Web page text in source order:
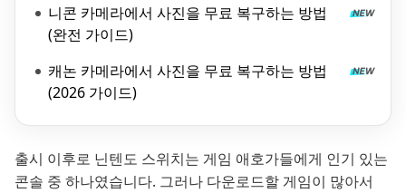
니콘 카메라에서 사진을 무료 복구하는 방법
(완전 가이드)
캐논 카메라에서 사진을 무료 복구하는 방법
(2026 가이드)
출시 이후로 닌텐도 스위치는 게임 애호가들에게 인기 있는
콘솔 중 하나였습니다. 그러나 다운로드할 게임이 많아서